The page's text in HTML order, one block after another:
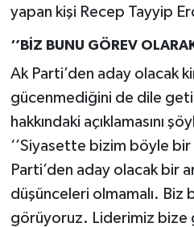
yapan kişi Recep Tayyip
‘’BİZ BUNU GÖREV
Ak Parti’den aday olacak
gücenmediğini de dile
hakkındaki açıklamasını
‘’Siyasette bizim böyle bir
Parti’den aday olacak bir
düşünceleri olmamalı. Biz
görüyoruz. Liderimiz bize